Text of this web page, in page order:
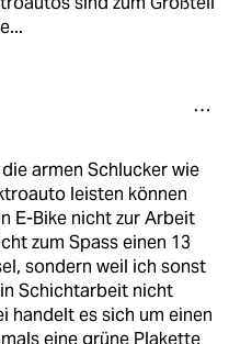
armen Schlucker wie
leisten können
E-Bike nicht zur Arbeit
zum Spass einen 13
sondern weil ich sonst
Schichtarbeit nicht
handelt es sich um einen
eine grüne Plakette